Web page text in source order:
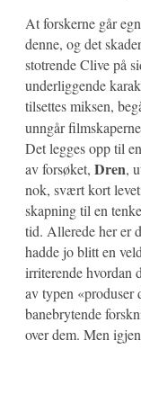
At forskerne går
denne, og det
stotrende Clive på
underliggende
tilsettes miksen,
unngår
Det legges opp til
av forsøket, Dren,
nok, svært kort
skapning til en
tid. Allerede her er
hadde jo blitt en
irriterende hvordan
av typen «produser
banebrytende
over dem. Men